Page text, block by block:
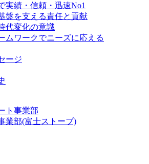
実績・信頼・迅速No1
盤を支える責任と貢献
代変化の意識
ムワークでニーズに応える
ージ
ト事業部
業部(富士ストーブ)